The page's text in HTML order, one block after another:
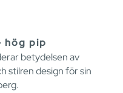
hög pip
betydelsen av
stilren design för sin